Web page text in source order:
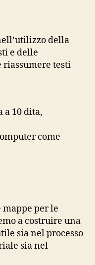
della
e delle
testi
a 10 dita,
come
mappe per le
a costruire una
sia nel processo
sia nel